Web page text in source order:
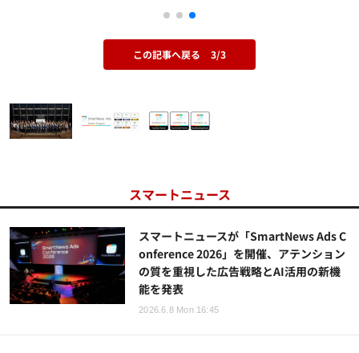
この記事へ戻る 3/3
スマートニュース
スマートニュースが「SmartNews Ads C
onference 2026」を開催、アテンション
の質を重視した広告戦略とAI活用の新機
能を発表
2026.6.8 Mon 16:45